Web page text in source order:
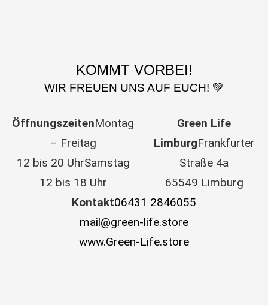
KOMMT VORBEI!
WIR FREUEN UNS AUF EUCH! 💚
ÖffnungszeitenMontag
– Freitag
12 bis 20 UhrSamstag
12 bis 18 Uhr
Green Life
LimburgFrankfurter
Straße 4a
65549 Limburg
Kontakt06431 2846055
mail@green-life.store
www.Green-Life.store